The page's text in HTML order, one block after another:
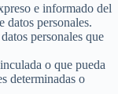
e informado del
datos personales.
personales que
o que pueda
determinadas o